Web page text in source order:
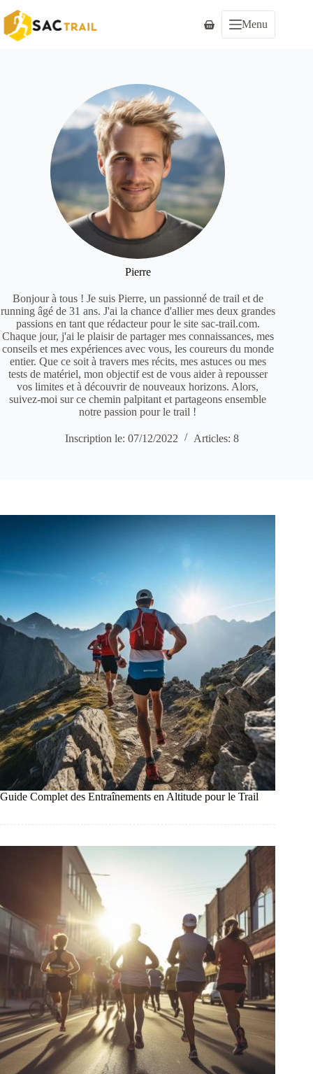
au
contenu
Panier
d’achat
Menu
Pierre
Bonjour à tous ! Je suis Pierre, un passionné de trail et de
running âgé de 31 ans. J'ai la chance d'allier mes deux grandes
passions en tant que rédacteur pour le site sac-trail.com.
Chaque jour, j'ai le plaisir de partager mes connaissances, mes
conseils et mes expériences avec vous, les coureurs du monde
entier. Que ce soit à travers mes récits, mes astuces ou mes
tests de matériel, mon objectif est de vous aider à repousser
vos limites et à découvrir de nouveaux horizons. Alors,
suivez-moi sur ce chemin palpitant et partageons ensemble
notre passion pour le trail !
Inscription le: 07/12/2022 Articles: 8
Guide Complet des Entraînements en Altitude pour le Trail